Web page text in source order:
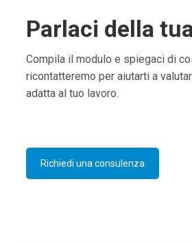
Parlaci della
Compila il modulo e spiegaci di
ricontatteremo per aiutarti a
adatta al tuo lavoro.
Richiedi una consulenza